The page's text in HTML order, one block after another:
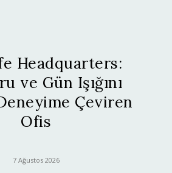
Headquarters:
ve Gün Işığını
Çeviren
Ofis
7 Ağustos 2026